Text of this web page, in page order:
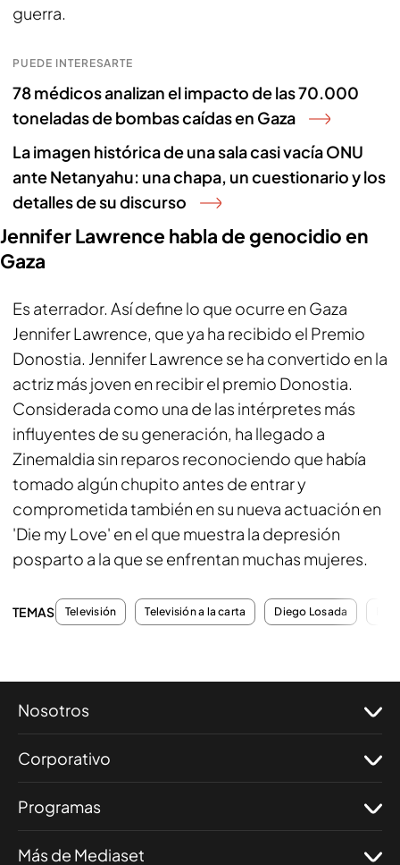
guerra.
PUEDE INTERESARTE
78 médicos analizan el impacto de las 70.000
toneladas de bombas caídas en Gaza
La imagen histórica de una sala casi vacía ONU
ante Netanyahu: una chapa, un cuestionario y los
detalles de su discurso
Jennifer Lawrence habla de genocidio en
Gaza
Es aterrador. Así define lo que ocurre en Gaza
Jennifer Lawrence, que ya ha recibido el Premio
Donostia. Jennifer Lawrence se ha convertido en la
actriz más joven en recibir el premio Donostia.
Considerada como una de las intérpretes más
influyentes de su generación, ha llegado a
Zinemaldia sin reparos reconociendo que había
tomado algún chupito antes de entrar y
comprometida también en su nueva actuación en
'Die my Love' en el que muestra la depresión
posparto a la que se enfrentan muchas mujeres.
TEMAS Televisión Televisión a la carta Diego Losada
Nosotros
Corporativo
Programas
Más de Mediaset